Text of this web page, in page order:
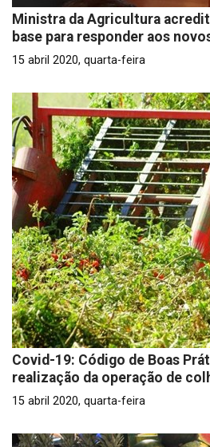
Ministra da Agricultura
base para responder aos
15 abril 2020, quarta-feira
Covid-19: Código de Boas
realização da operação de
15 abril 2020, quarta-feira